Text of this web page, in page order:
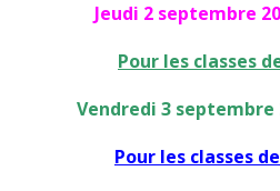
Jeudi 2 septembre
Pour les classes
Vendredi 3 septembre
Pour les classes